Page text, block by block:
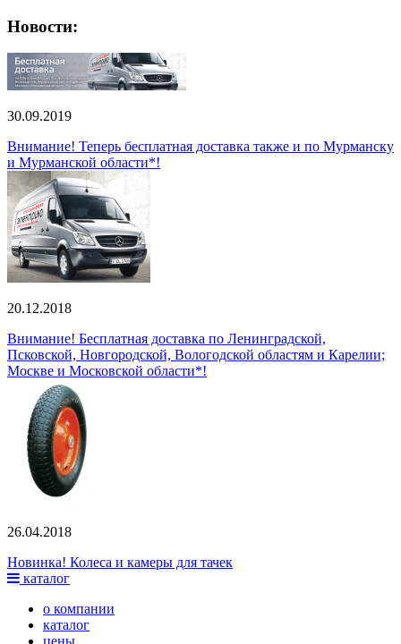
Новости:
30.09.2019
Внимание! Теперь бесплатная доставка также и по Мурманску
и Мурманской области*!
20.12.2018
Внимание! Бесплатная доставка по Ленинградской,
Псковской, Новгородской, Вологодской областям и Карелии;
Москве и Московской области*!
26.04.2018
Новинка! Колеса и камеры для тачек
каталог
о компании
каталог